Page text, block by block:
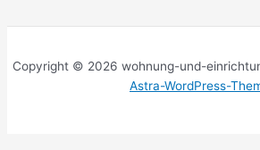
Copyright © 2026 wohnung-und-
Astra-WordPress-